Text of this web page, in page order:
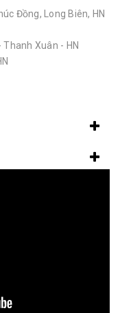
Đồng, Long Biên, HN
Xuân - HN